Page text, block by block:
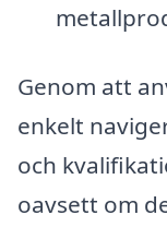
Genom att
enkelt
och
oavsett om